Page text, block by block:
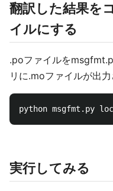
翻訳した結果を
イルにする
.poファイルを
リに.moファイルが出力
実行してみる